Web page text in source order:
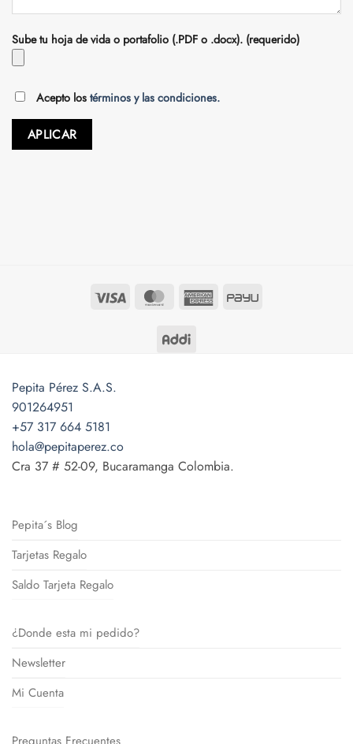
Sube tu hoja de vida o portafolio (.PDF o .docx). (requerido)
Acepto los términos y las condiciones.
Visa MasterCardAmericanPayU
Pepita Pérez S.A.S.
901264951
+57 317 664 5181
hola@pepitaperez.co
Cra 37 # 52-09, Bucaramanga Colombia.
Pepita´s Blog
Tarjetas Regalo
Saldo Tarjeta Regalo
¿Donde esta mi pedido?
Newsletter
Mi Cuenta